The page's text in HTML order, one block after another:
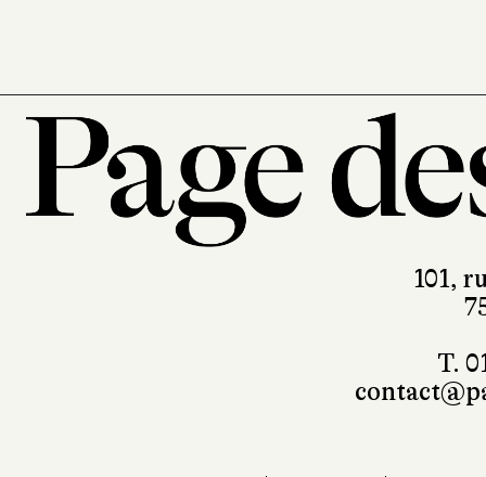
101,
T.